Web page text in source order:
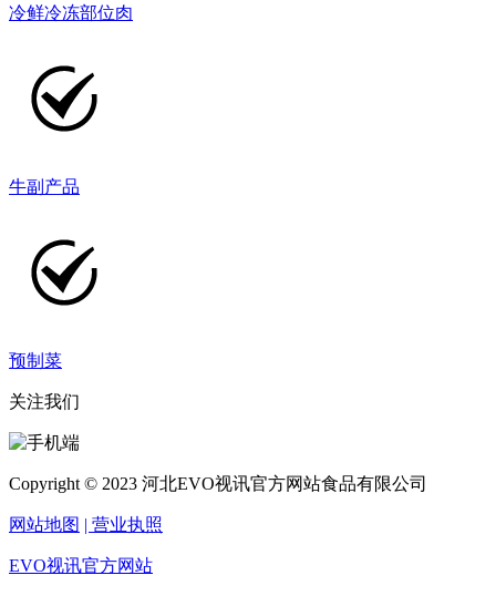
冷鲜冷冻部位肉
牛副产品
预制菜
关注我们
Copyright © 2023 河北EVO视讯官方网站食品有限公司
网站地图 | 营业执照
EVO视讯官方网站